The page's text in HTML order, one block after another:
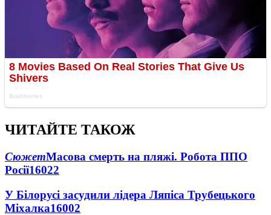
ЧИТАЙТЕ ТАКОЖ
СюжетМасова смерть на пляжі. Робота ППО
Росії16022
У Білорусі засудили лідера Ляпіса Трубецького
Міхалка16002